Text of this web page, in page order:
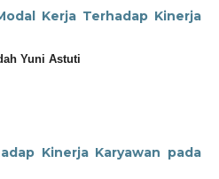
Kerja Terhadap Kinerja
Yuni Astuti
Kinerja Karyawan pada